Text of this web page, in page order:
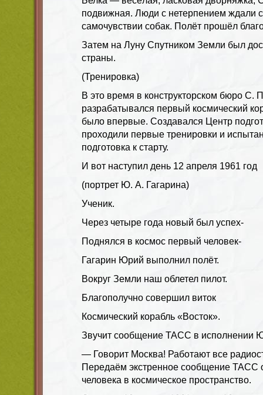
подвижная. Люди с нетерпением ждали
самочувствии собак. Полёт прошёл
Затем на Луну Спутником Земли был
страны.
(Тренировка)
В это время в конструкторском бюро С.
разрабатывался первый космический
было впервые. Создавался Центр
проходили первые тренировки и
подготовка к старту.
И вот наступил день 12 апреля 1961 год
(портрет Ю. А. Гагарина)
Ученик.
Через четыре года новый был успех-
Поднялся в космос первый человек-
Гагарин Юрий выполнил полёт.
Вокруг Земли наш облетел пилот.
Благополучно совершил виток
Космический корабль «Восток».
Звучит сообщение ТАСС в исполнении
— Говорит Москва! Работают все
Передаём экстренное сообщение ТАСС
человека в космическое пространство.